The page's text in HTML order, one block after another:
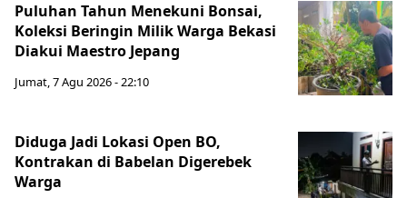
Puluhan Tahun Menekuni Bonsai,
Koleksi Beringin Milik Warga Bekasi
Diakui Maestro Jepang
Jumat, 7 Agu 2026 - 22:10
Diduga Jadi Lokasi Open BO,
Kontrakan di Babelan Digerebek
Warga